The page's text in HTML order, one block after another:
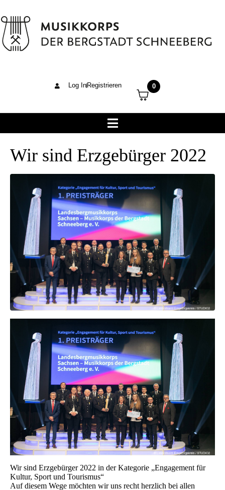
Log InRegistrieren 0
Wir sind Erzgebürger 2022
Wir sind Erzgebürger 2022 in der Kategorie „Engagement für
Kultur, Sport und Tourismus“
Auf diesem Wege möchten wir uns recht herzlich bei allen